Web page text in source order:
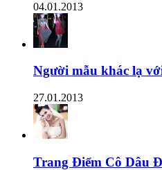
04.01.2013
Người mẫu khác lạ
27.01.2013
Trang Điểm Cô Dâu